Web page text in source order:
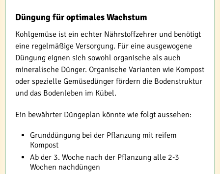
Düngung für optimales Wachstum
Kohlgemüse ist ein echter Nährstoffzehrer und benötigt
eine regelmäßige Versorgung. Für eine ausgewogene
Düngung eignen sich sowohl organische als auch
mineralische Dünger. Organische Varianten wie Kompost
oder spezielle Gemüsedünger fördern die Bodenstruktur
und das Bodenleben im Kübel.
Ein bewährter Düngeplan könnte wie folgt aussehen:
Grunddüngung bei der Pflanzung mit reifem
Kompost
Ab der 3. Woche nach der Pflanzung alle 2-3
Wochen nachdüngen